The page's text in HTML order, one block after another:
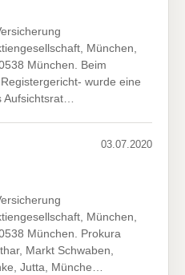
München,
München. Beim
wurde eine
Aufsichtsrat…
03.07.2020
München,
München. Prokura
Markt Schwaben,
Jutta, Münche…